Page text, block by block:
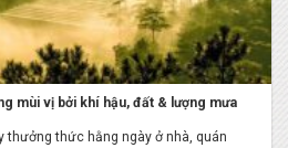
mùi vị bởi khí hậu, đất & lượng mưa
thưởng thức hằng ngày ở nhà, quán